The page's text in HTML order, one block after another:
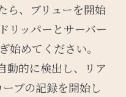
ら、ブリューを開始
リッパーとサーバー
始めてください。
動的に検出し、リア
ブの記録を開始し